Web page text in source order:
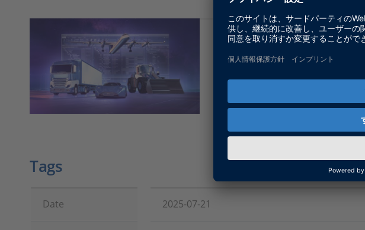
Bus Manager
フォームを選択し、LIN、
アップすることができます。
Tags
Date 2025-07-21